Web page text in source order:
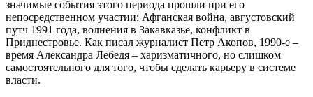
значимые события этого периода прошли при его
непосредственном участии: Афганская война, августовский
путч 1991 года, волнения в Закавказье, конфликт в
Приднестровье. Как писал журналист Петр Акопов, 1990-е –
время Александра Лебедя – харизматичного, но слишком
самостоятельного для того, чтобы сделать карьеру в системе
власти.